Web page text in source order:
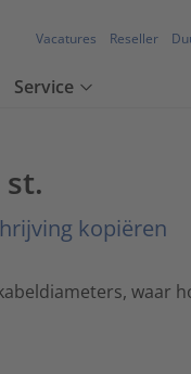
Vacatures Reseller
Service
kopiëren
waar